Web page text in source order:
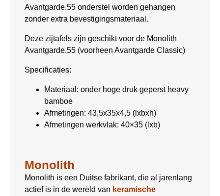
Avantgarde.55 onderstel worden gehangen
zonder extra bevestigingsmateriaal.
Deze zijtafels zijn geschikt voor de Monolith
Avantgarde.55 (voorheen Avantgarde Classic)
Specificaties:
Materiaal: onder hoge druk geperst heavy
bamboe
Afmetingen: 43,5x35x4,5 (lxbxh)
Afmetingen werkvlak: 40×35 (lxb)
Monolith
Monolith is een Duitse fabrikant, die al jarenlang
actief is in de wereld van keramische